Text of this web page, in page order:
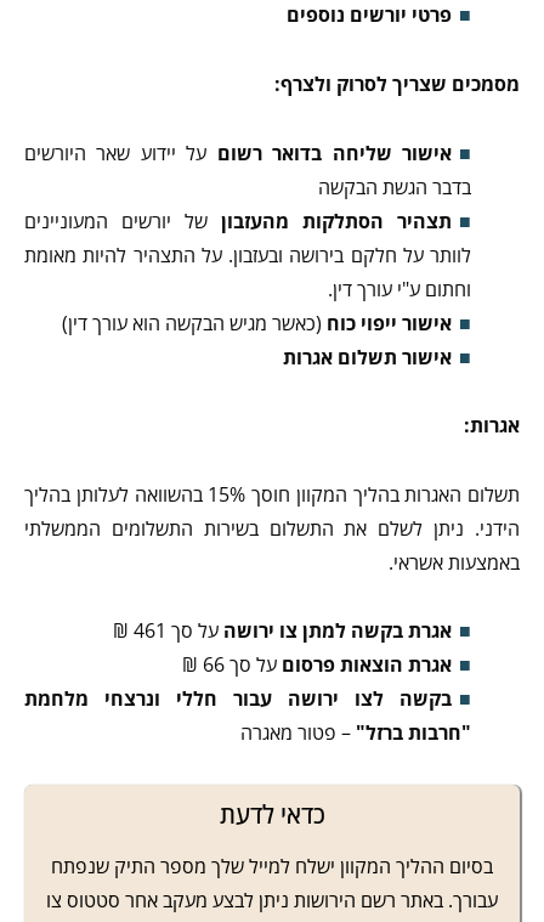
פרטי יורשים נוספים
מסמכים שצריך לסרוק ולצרף:
אישור שליחה בדואר רשום על יידוע שאר היורשים
בדבר הגשת הבקשה
תצהיר הסתלקות מהעזבון של יורשים המעוניינים
לוותר על חלקם בירושה ובעזבון. על התצהיר להיות מאומת
וחתום ע"י עורך דין.
אישור ייפוי כוח (כאשר מגיש הבקשה הוא עורך דין)
אישור תשלום אגרות
אגרות:
תשלום האגרות בהליך המקוון חוסך 15% בהשוואה לעלותן בהליך
הידני. ניתן לשלם את התשלום בשירות התשלומים הממשלתי
באמצעות אשראי.
אגרת בקשה למתן צו ירושה על סך 461 ₪
אגרת הוצאות פרסום על סך 66 ₪
בקשה לצו ירושה עבור חללי ונרצחי מלחמת
"חרבות ברזל" – פטור מאגרה
כדאי לדעת
בסיום ההליך המקוון ישלח למייל שלך מספר התיק שנפתח
עבורך. באתר רשם הירושות ניתן לבצע מעקב אחר סטטוס צו